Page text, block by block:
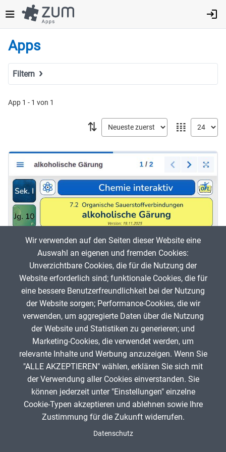
zum
Inhalt
Apps
Filtern
Fach
MINT
Sprachen
Geistes- & Sozialwissenschaften
Musische Fächer & Sport
Sonstiges
Schulstufe
Typ
Featured Apps
App 1 - 1 von 1
𝍖
⇅
alkoholische Gärung / Weinherstellung
A.Spielhoff
ANZEIGE
Spenden
Impressum
Wir verwenden auf den Seiten dieser Website eine
Auswahl an eigenen und fremden Cookies:
Unverzichtbare Cookies, die für die Nutzung der
Website erforderlich sind; funktionale Cookies, die für
eine bessere Benutzerfreundlichkeit bei der Nutzung
der Website sorgen; Performance-Cookies, die wir
verwenden, um aggregierte Daten über die Nutzung
der Website und Statistiken zu generieren; und
Marketing-Cookies, die verwendet werden, um
relevante Inhalte und Werbung anzuzeigen. Wenn Sie
"ALLE AKZEPTIEREN" wählen, erklären Sie sich mit
der Verwendung aller Cookies einverstanden. Sie
können jederzeit unter "Einstellungen" einzelne
Cookie-Typen akzeptieren und ablehnen sowie Ihre
Zustimmung für die Zukunft widerrufen.
Datenschutz